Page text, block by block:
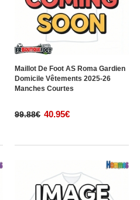
Maillot De Foot AS Roma Gardien
Domicile Vêtements 2025-26
Manches Courtes
99.88€ 40.95€